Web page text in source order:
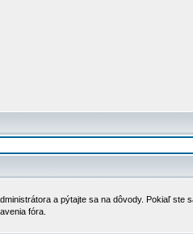
a pýtajte sa na dôvody. Pokiaľ ste
fóra.